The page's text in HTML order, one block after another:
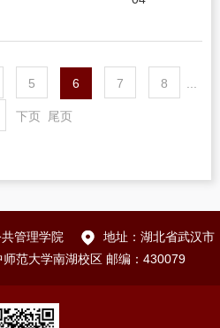
5 6 7 8
下页 尾页
管理学院
地址：湖北省武汉市
范大学南湖校区 邮编：430079